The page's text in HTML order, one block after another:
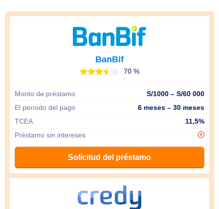
BanBif
70 %
Monto de préstamo
S/1000 – S/60 000
El período del pago
6 meses – 30 meses
TCEA
11,5%
Préstamo sin intereses
Solicitud del préstamo